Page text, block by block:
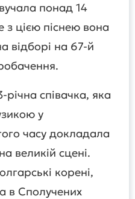
понад 14
з цією піснею вона
відборі на 67-й
річна співачка, яка
у
часу докладала
великій сцені.
корені,
в Сполучених